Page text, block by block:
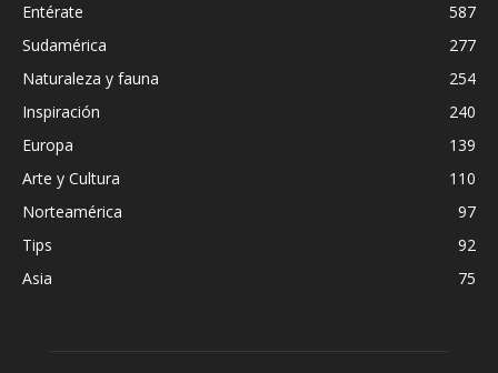
Entérate
587
Sudamérica
277
Naturaleza y fauna
254
Inspiración
240
Europa
139
Arte y Cultura
110
Norteamérica
97
Tips
92
Asia
75